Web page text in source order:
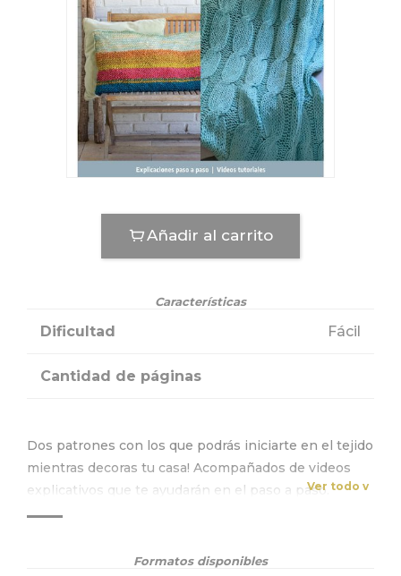
Añadir al carrito
Características
Dificultad Fácil
Cantidad de páginas
Dos patrones con los que podrás iniciarte en el tejido
mientras decoras tu casa! Acompañados de videos
explicativos que te ayudarán en el paso a paso.Ver todo v
Formatos disponibles